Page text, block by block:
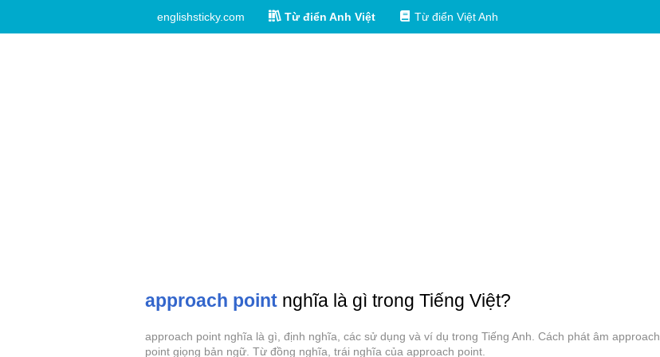
englishsticky.com Từ điển Anh Việt Từ điển Việt Anh
approach point nghĩa là gì trong Tiếng Việt?
approach point nghĩa là gì, định nghĩa, các sử dụng và ví dụ trong Tiếng Anh. Cách phát âm approach
point giọng bản ngữ. Từ đồng nghĩa, trái nghĩa của approach point.